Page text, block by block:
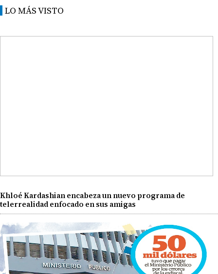
LO MÁS VISTO
Khloé Kardashian encabeza un nuevo programa de
telerrealidad enfocado en sus amigas